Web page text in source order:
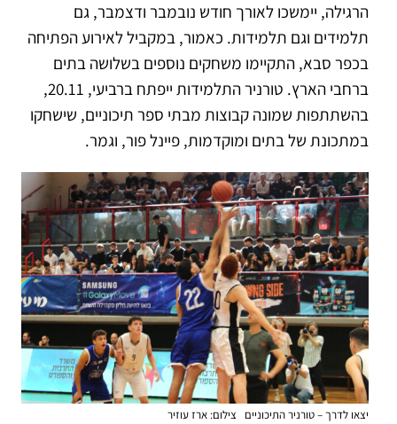
הרגילה, יימשכו לאורך חודש נובמבר ודצמבר, גם
תלמידים וגם תלמידות. כאמור, במקביל לאירוע הפתיחה
בכפר סבא, התקיימו משחקים נוספים בשלושה בתים
ברחבי הארץ. טורניר התלמידות ייפתח ברביעי, 20.11,
בהשתתפות שמונה קבוצות מבתי ספר תיכוניים, שישחקו
במתכונת של בתים ומוקדמות, פיינל פור, וגמר.
יצאו לדרך – טורניר התיכוניים צילום: ארז עוזיר